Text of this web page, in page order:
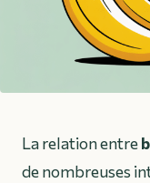
La relation entre
de nombreuses